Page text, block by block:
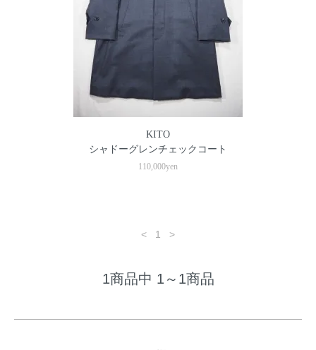
KITO
シャドーグレンチェックコート
110,000yen
< 1 >
1商品中 1～1商品